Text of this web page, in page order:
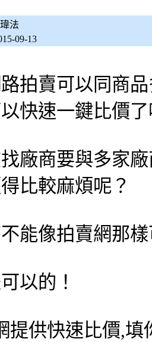
法
09-13
拍賣可以同商
快速一鍵比價
廠商要與多家
比較麻煩呢？
能像拍賣網那
以的！
提供快速比價,填